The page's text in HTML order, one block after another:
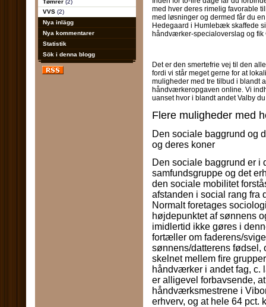
Tømrer (2)
VVS (2)
Nya inlägg
Nya kommentarer
Statistik
Sök i denna blogg
med hver deres rimelig favorable
med løsninger og dermed får du
Hedegaard i Humlebæk skaffede
håndværker-specialoverslag og
Det er den smertefrie vej til den
fordi vi står meget gerne for at
muligheder med tre tilbud i blandt
håndværkeropgaven online. Vi
uanset hvor i blandt andet Valby
Flere muligheder med
Den sociale baggrund og
og deres koner
Den sociale baggrund er i
samfundsgruppe og det
den sociale mobilitet
afstanden i social rang fra
Normalt foretages
højdepunktet af sønnens
imidlertid ikke gøres i
fortæller om faderens/
sønnens/datterens fødsel,
skelnet mellem ﬁre
håndværker i andet fag, c.
er alligevel forbavsende,
håndværksmestrene i
erhverv, og at hele 64 pct.